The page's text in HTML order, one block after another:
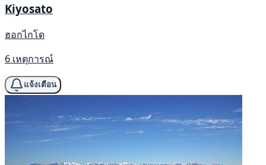
Kiyosato
ฮอกไกโด
6 เหตุการณ์
แจ้งเตือน